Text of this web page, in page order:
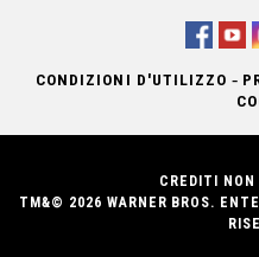
CONDIZIONI D'UTILIZZO -
CREDITI
TM&© 2026 WARNER BROS.